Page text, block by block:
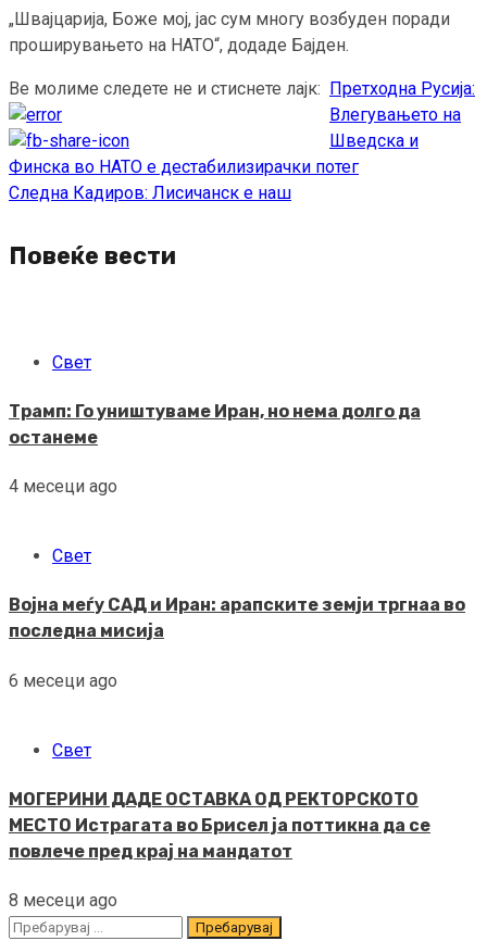
„Швајцарија, Боже мој, јас сум многу возбуден поради
проширувањето на НАТО“, додаде Бајден.
Ве молиме следете не и стиснете лајк:
Continue
Reading
Претходна Русија:
Влегувањето на
Шведска и
Финска во НАТО е дестабилизирачки потег
Следна Кадиров: Лисичанск е наш
Повеќе вести
Свет
Трамп: Го уништуваме Иран, но нема долго да
останеме
4 месеци ago
Свет
Војна меѓу САД и Иран: арапските земји тргнаа во
последна мисија
6 месеци ago
Свет
МОГЕРИНИ ДАДЕ ОСТАВКА ОД РЕКТОРСКОТО
МЕСТО Истрагата во Брисел ја поттикна да се
повлече пред крај на мандатот
8 месеци ago
Пребарувај